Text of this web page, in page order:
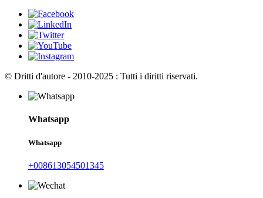
© Dritti d'autore - 2010-2025 : Tutti i diritti riservati.
Whatsapp
Whatsapp
+008613054501345